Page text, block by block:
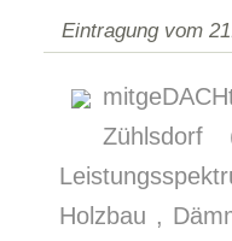
Eintragung vom
Holzbau ,